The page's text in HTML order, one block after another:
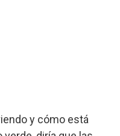
y cómo está